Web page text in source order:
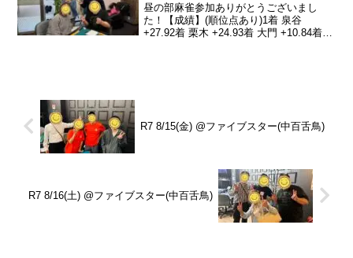
昼の部麻雀参加ありがとうございまし
た！【成績】(順位点あり)1着 泉谷
+27.92着 栗木 +24.93着 大門 +10.84着
R7 8/15(金) @ファイブスター(中百舌鳥)
R7 8/16(土) @ファイブスター(中百舌鳥)